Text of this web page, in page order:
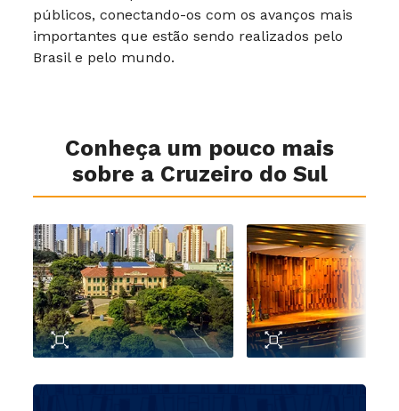
públicos, conectando-os com os avanços mais
importantes que estão sendo realizados pelo
Brasil e pelo mundo.
Conheça um pouco mais
sobre a Cruzeiro do Sul